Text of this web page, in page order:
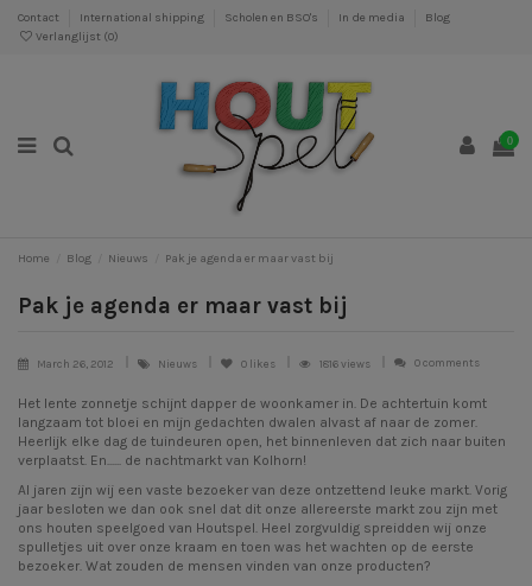
Contact International shipping Scholen en BSO's In de media
Blog
Verlanglijst (0)
0
Home Blog Nieuws Pak je agenda er maar vast bij
Pak je agenda er maar vast bij
March 26, 2012 Nieuws 0 likes 1816 views 0 comments
Het lente zonnetje schijnt dapper de woonkamer in. De achtertuin komt
langzaam tot bloei en mijn gedachten dwalen alvast af naar de zomer.
Heerlijk elke dag de tuindeuren open, het binnenleven dat zich naar buiten
verplaatst. En...... de nachtmarkt van Kolhorn!
Al jaren zijn wij een vaste bezoeker van deze ontzettend leuke markt. Vorig
jaar besloten we dan ook snel dat dit onze allereerste markt zou zijn met
ons houten speelgoed van Houtspel. Heel zorgvuldig spreidden wij onze
spulletjes uit over onze kraam en toen was het wachten op de eerste
bezoeker. Wat zouden de mensen vinden van onze producten?